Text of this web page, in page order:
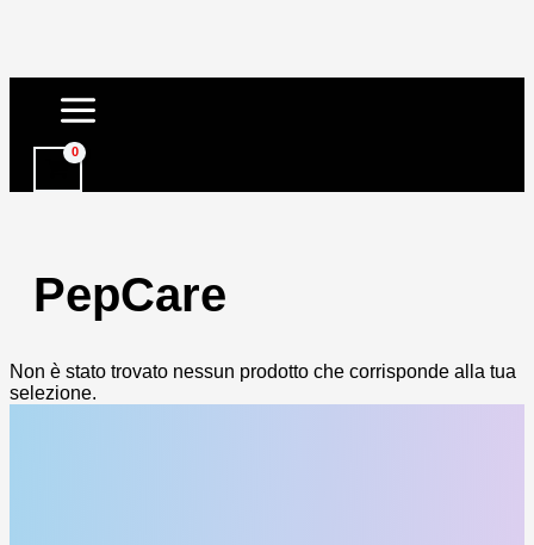
contenuto
PepCare
Non è stato trovato nessun prodotto che corrisponde alla tua
selezione.